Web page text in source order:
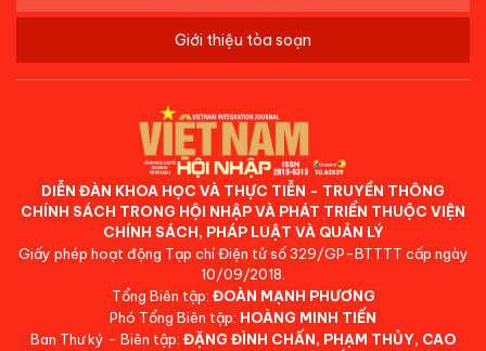
Giới thiệu tòa soạn
DIỄN ĐÀN KHOA HỌC VÀ THỰC TIỄN - TRUYỀN THÔNG
CHÍNH SÁCH TRONG HỘI NHẬP VÀ PHÁT TRIỂN THUỘC VIỆN
CHÍNH SÁCH, PHÁP LUẬT VÀ QUẢN LÝ
Giấy phép hoạt động Tạp chí Điện tử số 329/GP-BTTTT cấp ngày
10/09/2018.
Tổng Biên tập: ĐOÀN MẠNH PHƯƠNG
Phó Tổng Biên tập: HOÀNG MINH TIẾN
Ban Thư ký - Biên tập: ĐẶNG ĐÌNH CHẤN, PHẠM THỦY, CAO